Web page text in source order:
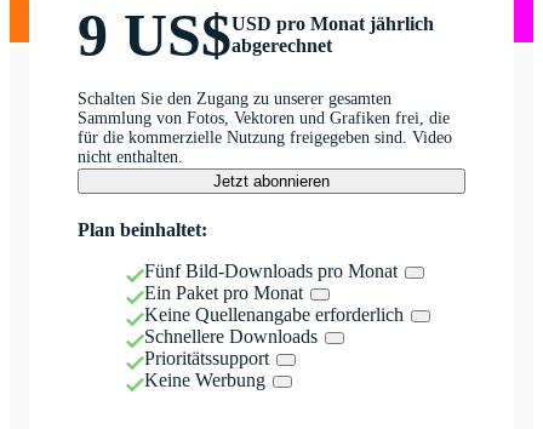
9 US$USD pro Monat jährlich
abgerechnet
Schalten Sie den Zugang zu unserer gesamten
Sammlung von Fotos, Vektoren und Grafiken frei, die
für die kommerzielle Nutzung freigegeben sind. Video
nicht enthalten.
Jetzt abonnieren
Plan beinhaltet:
Fünf Bild-Downloads pro Monat
Ein Paket pro Monat
Keine Quellenangabe erforderlich
Schnellere Downloads
Prioritätssupport
Keine Werbung